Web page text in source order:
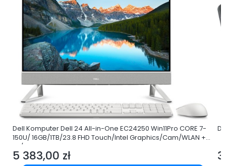
Dell Komputer Dell 24 All-in-One EC24250 Win11Pro CORE 7-
150U/ 16GB/1TB/23.8 FHD Touch/Intel Graphics/Cam/WLAN +
BT/3Y ProSupport
Cena
5 383,00 zł